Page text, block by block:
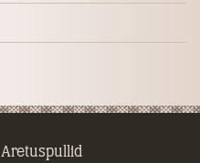
Aretuspullid